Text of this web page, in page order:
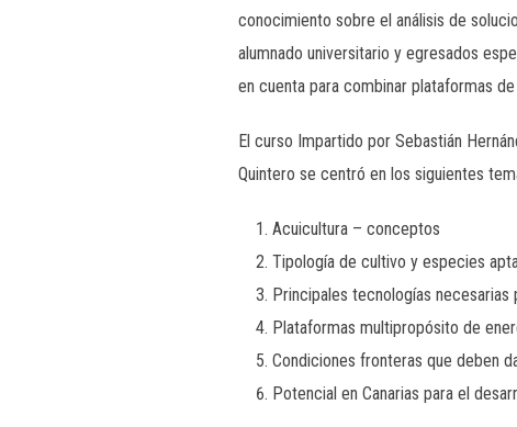
conocimiento sobre el análisis de
alumnado universitario y egresados
en cuenta para combinar plataformas
El curso Impartido por Sebastián
Quintero se centró en los siguientes
Acuicultura – conceptos
Tipología de cultivo y especies
Principales tecnologías
Plataformas multipropósito de
Condiciones fronteras que deben
Potencial en Canarias para el